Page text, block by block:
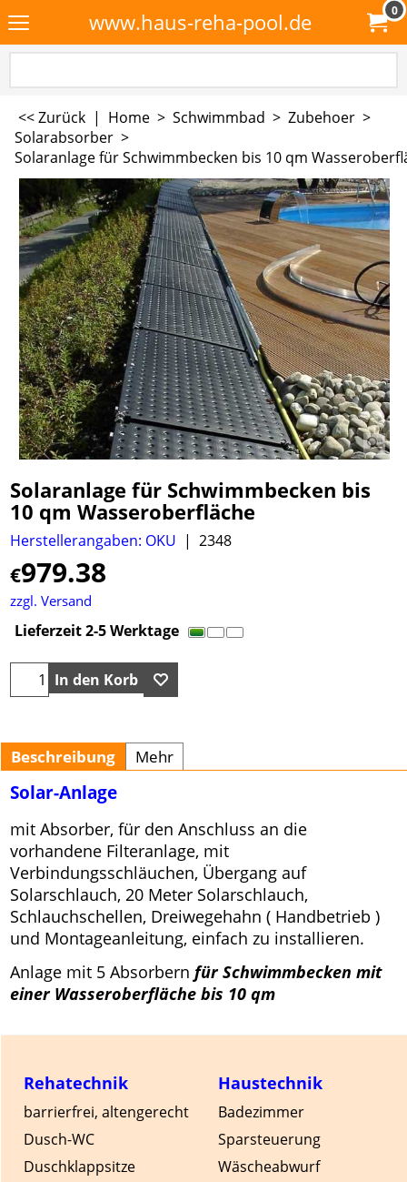
www.haus-reha-pool.de 0
<< Zurück | Home > Schwimmbad > Zubehoer >
Solarabsorber >
Solaranlage für Schwimmbecken bis 10 qm
Solaranlage für Schwimmbecken bis
10 qm Wasseroberfläche
Herstellerangaben: OKU 2348
€979.38
zzgl. Versand
Lieferzeit 2-5 Werktage
In den Korb
Beschreibung Mehr
Solar-Anlage
mit Absorber, für den Anschluss an die
vorhandene Filteranlage, mit
Verbindungsschläuchen, Übergang auf
Solarschlauch, 20 Meter Solarschlauch,
Schlauchschellen, Dreiwegehahn ( Handbetrieb )
und Montageanleitung, einfach zu installieren.
Anlage mit 5 Absorbern für Schwimmbecken mit
einer Wasseroberfläche bis 10 qm
Haustechnik
Badezimmer
Sparsteuerung
Wäscheabwurf
Rehatechnik
barrierfrei, altengerecht
Dusch-WC
Duschklappsitze